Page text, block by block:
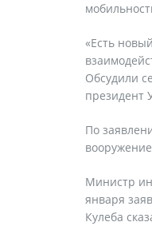
«Есть
Обсудили
президент
По
Министр
января
Кулеба